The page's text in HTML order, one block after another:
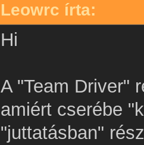
Leowrc írta:
Hi
A "Team Driver"
amiért cserébe
"juttatásban"